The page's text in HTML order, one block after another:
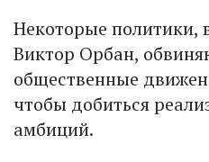
Некоторые политики,
Виктор Орбан,
общественные
чтобы добиться
амбиций.